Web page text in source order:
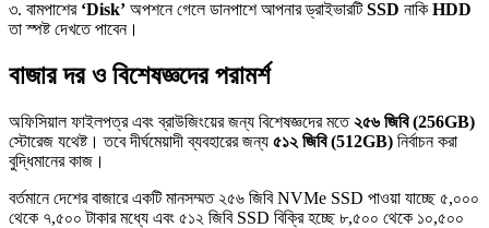
৩. বামপাশের ‘Disk’ অপশনে গেলে ডানপাশে আপনার ড্রাইভারটিSSD নাকি HDD
তা স্পষ্ট দেখতে পাবেন।
বাজার দর ও বিশেষজ্ঞদের পরামর্শ
অফিসিয়াল ফাইলপত্র এবং ব্রাউজিংয়ের জন্য বিশেষজ্ঞদের মতে২৫৬ জিবি (256GB)
স্টোরেজ যথেষ্ট। তবে দীর্ঘমেয়াদী ব্যবহারের জন্য ৫১২ জিবি (512GB) নির্বাচন করা
বুদ্ধিমানের কাজ।
বর্তমানে দেশের বাজারে একটি মানসম্মত ২৫৬ জিবি NVMe SSD পাওয়া যাচ্ছে ৫,০০০
থেকে ৭,৫০০ টাকার মধ্যে এবং ৫১২ জিবি SSD বিক্রি হচ্ছে ৮,৫০০ থেকে ১০,৫০০